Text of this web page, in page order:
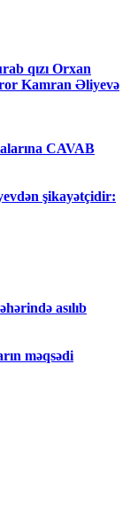
qızı Orxan
Kamran Əliyevə
CAVAB
şikayətçidir:
asılıb
məqsədi